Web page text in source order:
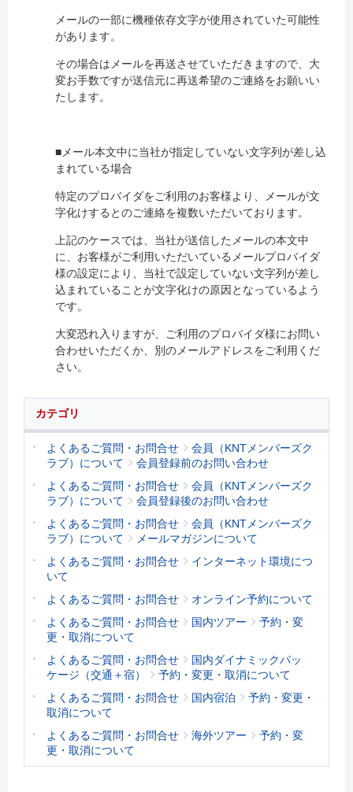
メールの一部に機種依存文字が使用されていた可能性
があります。
その場合はメールを再送させていただきますので、大
変お手数ですが送信元に再送希望のご連絡をお願いい
たします。
■メール本文中に当社が指定していない文字列が差し込
まれている場合
特定のプロバイダをご利用のお客様より、メールが文
字化けするとのご連絡を複数いただいております。
上記のケースでは、当社が送信したメールの本文中
に、お客様がご利用いただいているメールプロバイダ
様の設定により、当社で設定していない文字列が差し
込まれていることが文字化けの原因となっているよう
です。
大変恐れ入りますが、ご利用のプロバイダ様にお問い
合わせいただくか、別のメールアドレスをご利用くだ
さい。
カテゴリ
よくあるご質問・お問合せ
会員（KNTメンバーズク
ラブ）について
会員登録前のお問い合わせ
よくあるご質問・お問合せ
会員（KNTメンバーズク
ラブ）について
会員登録後のお問い合わせ
よくあるご質問・お問合せ
会員（KNTメンバーズク
ラブ）について
メールマガジンについて
よくあるご質問・お問合せ
インターネット環境につ
いて
よくあるご質問・お問合せ
オンライン予約について
よくあるご質問・お問合せ
国内ツアー
予約・変
更・取消について
よくあるご質問・お問合せ
国内ダイナミックパッ
ケージ（交通＋宿）
予約・変更・取消について
よくあるご質問・お問合せ
国内宿泊
予約・変更・
取消について
よくあるご質問・お問合せ
海外ツアー
予約・変
更・取消について